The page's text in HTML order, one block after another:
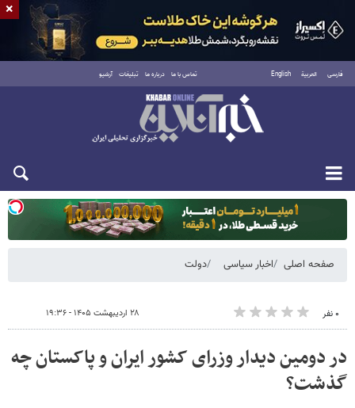
فارسی العربية English تماس با ما درباره ما تبلیغات آرشیو
یکشنبه ۱۸ مرداد ۱۴۰۵
صفحه اصلی اخبار سیاسی دولت
۰ نفر ۲۸ اردیبهشت ۱۴۰۵ - ۱۹:۳۶
در دومین دیدار وزرای کشور ایران و پاکستان چه
گذشت؟
×